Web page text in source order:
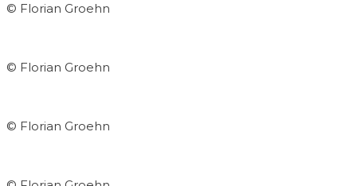
© Florian Groehn
© Florian Groehn
© Florian Groehn